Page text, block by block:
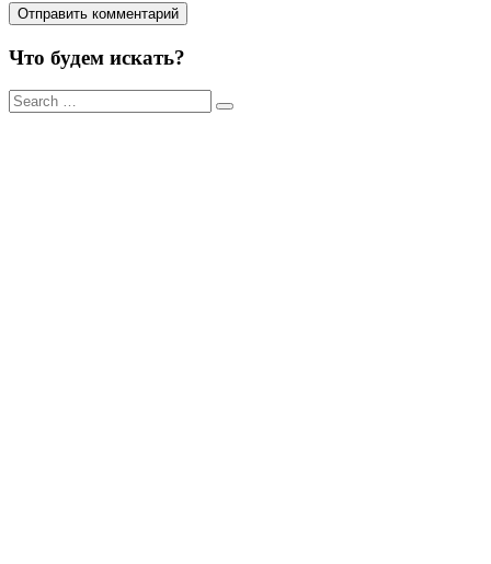
Что будем искать?
Результаты
поиска